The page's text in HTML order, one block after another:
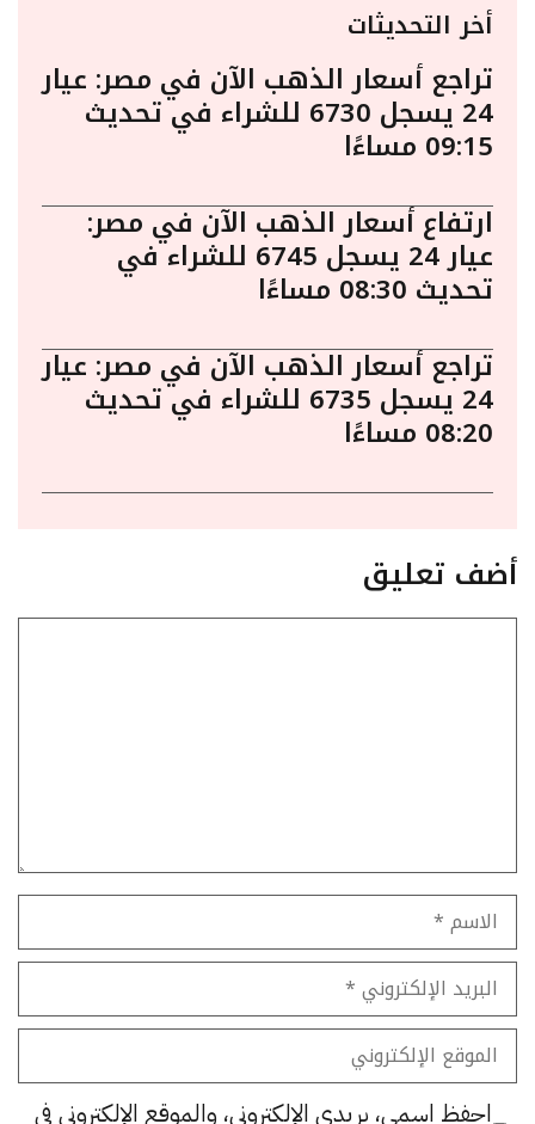
أخر التحديثات
تراجع أسعار الذهب الآن في مصر: عيار
24 يسجل 6730 للشراء في تحديث
09:15 مساءًا
ارتفاع أسعار الذهب الآن في مصر:
عيار 24 يسجل 6745 للشراء في
تحديث 08:30 مساءًا
تراجع أسعار الذهب الآن في مصر: عيار
24 يسجل 6735 للشراء في تحديث
08:20 مساءًا
أضف تعليق
الاسم
البريد
الإلكتروني
الموقع
الإلكتروني
احفظ اسمي، بريدي الإلكتروني، والموقع الإلكتروني في